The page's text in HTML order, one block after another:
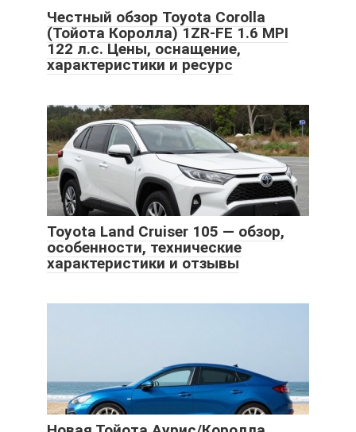
Честный обзор Toyota Corolla
(Тойота Королла) 1ZR-FE 1.6 MPI
122 л.с. Цены, оснащение,
характеристики и ресурс
Toyota Land Cruiser 105 — обзор,
особенности, технические
характеристики и отзывы